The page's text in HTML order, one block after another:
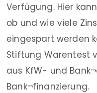
Verfügung. Hier
ob und wie viele
eingespart werden
Stiftung Warentest
aus KfW- und
Bank¬finanzierung.